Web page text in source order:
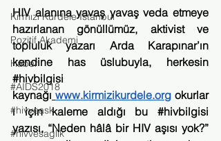
Kırmızı Kurdele İstanbul
Pozitif Akademi
Haber
#AIDS2018
#hivveask
#hivvesaglik
HIV alanına yavaş yavaş veda etmeye
hazırlanan gönüllümüz, aktivist ve
topluluk yazarı Arda Karapınar’ın
#hivbilgisi
kaynağı www.kirmizikurdele.org okurlar
ı için kaleme aldığı bu #hivbilgisi
yazısı, “Neden hâlâ bir HIV aşısı yok?”